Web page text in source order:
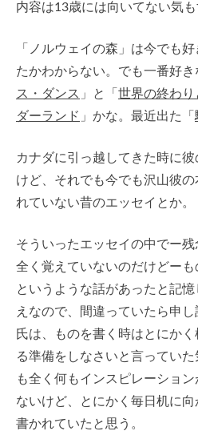
内容は13歳には向いてない気も
「ノルウェイの森」は今でも
たかわからない。でも一番好き
ス・ダンス 」と「 世界の終わ
ダーランド 」かな。最近出た「
カナダに引っ越してきた時に
けど、それでも今でも沢山彼
れていない昔のエッセイとか。
そういったエッセイの中でー
全く覚えていないのだけどー
というような話があったと記
えなので、間違っていたら申
氏は、ものを書く時はとにか
る準備をしなさいと言ってい
も全く何もインスピレーショ
ないけど、とにかく毎日机に
書かれていたと思う。